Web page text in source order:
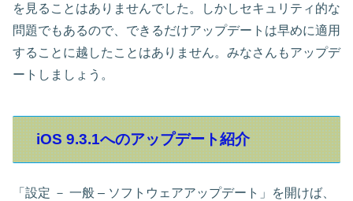
を見ることはありませんでした。しかしセキュリティ的な
問題でもあるので、できるだけアップデートは早めに適用
することに越したことはありません。みなさんもアップデ
ートしましょう。
iOS 9.3.1へのアップデート紹介
「設定 － 一般 – ソフトウェアアップデート」を開けば、